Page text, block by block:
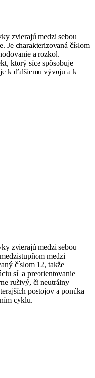
zvierajú medzi sebou
Je charakterizovaná číslom
a rozkol.
ktorý síce spôsobuje
k ďalšiemu vývoju a k
zvierajú medzi sebou
medzi
číslom 12, takže
síl a preorientovanie.
rušivý, či neutrálny
postojov a ponúka
cyklu.